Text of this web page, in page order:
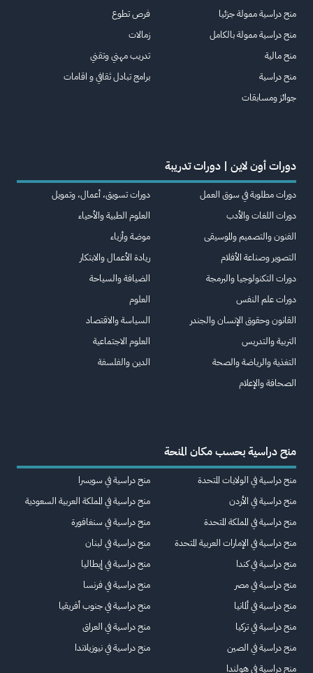
منح دراسية ممولة جزئيا
منح دراسية ممولة بالكامل
منح مالية
منح دراسية
جوائز ومسابقات
فرص تطوع
زمالات
تدريب مهني وتقني
برامج تبادل ثقافي و اقامات
دورات أون لاين | دورات تدريبة
دورات مطلوبة في سوق العمل
دورات اللغات والأدب
الفنون والتصميم والموسيقى
التصوير وصناعة الأفلام
دورات التكنولوجيا والبرمجة
دورات علم النفس
القانون وحقوق الإنسان والجندر
التربية والتدريس
التغذية والرياضة والصحة
الصحافة والإعلام
دورات تسويق، أعمال، وتمويل
العلوم الطبية والأحياء
موضة وأزياء
ريادة الأعمال والابتكار
الضيافة والسياحة
العلوم
السياسة والاقتصاد
العلوم الاجتماعية
الدين والفلسفة
منح دراسية بحسب مكان المنحة
منح دراسية في الولايات المتحدة
منح دراسية في الأردن
منح دراسية في المملكة المتحدة
منح دراسية في الإمارات العربية المتحدة
منح دراسية في كندا
منح دراسية في مصر
منح دراسية في ألمانيا
منح دراسية في تركيا
منح دراسية في الصين
منح دراسية في هولندا
منح دراسية في سويسرا
منح دراسية في المملكة العربية السعودية
منح دراسية في سنغافورة
منح دراسية في لبنان
منح دراسية في إيطاليا
منح دراسية في فرنسا
منح دراسية في جنوب أفريقيا
منح دراسية في العراق
منح دراسية في نيوزيلاندا